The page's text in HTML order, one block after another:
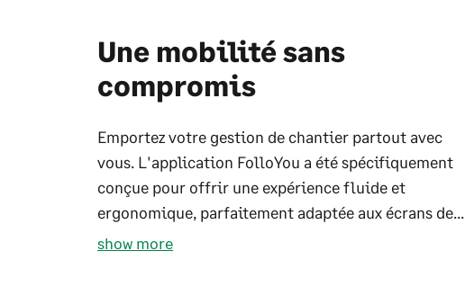
Une mobilité sans
compromis
Emportez votre gestion de chantier partout avec
vous. L'application FolloYou a été spécifiquement
conçue pour offrir une expérience fluide et
ergonomique, parfaitement adaptée aux écrans de...
show more